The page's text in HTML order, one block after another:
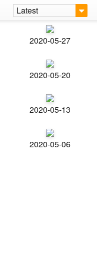
Latest
2020-05-27
2020-05-20
2020-05-13
2020-05-06